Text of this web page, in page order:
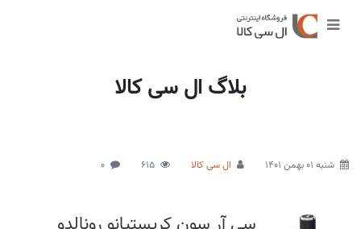
بلاگ ال سی کالا
شنبه 01 بهمن 1401 ال سی کالا 615
0